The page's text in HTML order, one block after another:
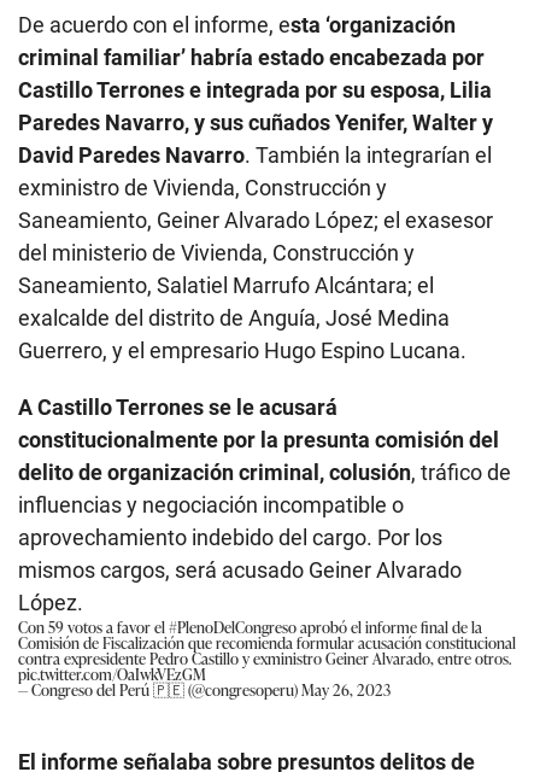
De acuerdo con el informe, esta ‘organización
criminal familiar’ habría estado encabezada por
Castillo Terrones e integrada por su esposa, Lilia
Paredes Navarro, y sus cuñados Yenifer, Walter y
David Paredes Navarro. También la integrarían el
exministro de Vivienda, Construcción y
Saneamiento, Geiner Alvarado López; el exasesor
del ministerio de Vivienda, Construcción y
Saneamiento, Salatiel Marrufo Alcántara; el
exalcalde del distrito de Anguía, José Medina
Guerrero, y el empresario Hugo Espino Lucana.
A Castillo Terrones se le acusará
constitucionalmente por la presunta comisión del
delito de organización criminal, colusión, tráfico de
influencias y negociación incompatible o
aprovechamiento indebido del cargo. Por los
mismos cargos, será acusado Geiner Alvarado
López.
Con 59 votos a favor el#PlenoDelCongresoaprobó el informe final de la
Comisión de Fiscalización que recomienda formular acusación constitucional
contra expresidente Pedro Castillo y exministro Geiner Alvarado, entre otros.
pic.twitter.com/OaIwkVEzGM
— Congreso del Perú 🇵🇪 (@congresoperu)May 26, 2023
El informe señalaba sobre presuntos delitos de